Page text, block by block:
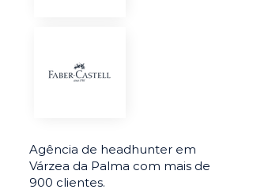
Agência de headhunter em
Várzea da Palma com mais de
900 clientes.